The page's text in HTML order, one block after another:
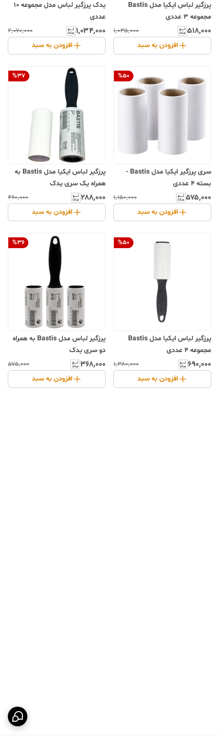
پرزگیر لباس ایکیا مدل Bastis
مجموعه 3 عددی
۵۱۸٬۰۰۰ ۱٬۰۳۵٬۰۰۰
افزودن به سبد
یدک پرزگیر لباس مدل مجموعه 10
عددی
۱٬۰۳۴٬۰۰۰ ۲٬۰۷۰٬۰۰۰
افزودن به سبد
%50
سری پرزگیر ایکیا مدل Bastis -
بسته 4 عددی
۵۷۵٬۰۰۰ ۱٬۱۵۰٬۰۰۰
افزودن به سبد
%37
پرزگیر لباس ایکیا مدل Bastis به
همراه یک سری یدک
۲۸۸٬۰۰۰ ۴۶۰٬۰۰۰
افزودن به سبد
%50
پرزگیر لباس ایکیا مدل Bastis
مجموعه 4 عددی
۶۹۰٬۰۰۰ ۱٬۳۸۰٬۰۰۰
افزودن به سبد
%36
پرزگیر لباس مدل Bastis به همراه
دو سری یدک
۳۶۸٬۰۰۰ ۵۷۵٬۰۰۰
افزودن به سبد